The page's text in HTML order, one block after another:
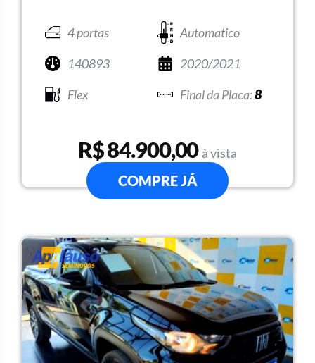
4 portas
Automatico
140893
2020/2021
Flex
8
R$ 84.900,00 à vista
COMPRE JÁ